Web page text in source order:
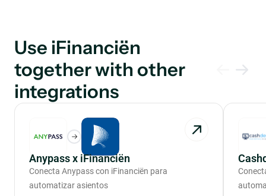
Use iFinanciën
together with other
integrations
Anypass x iFinanciën
Conecta Anypass con iFinanciën para
automatizar asientos